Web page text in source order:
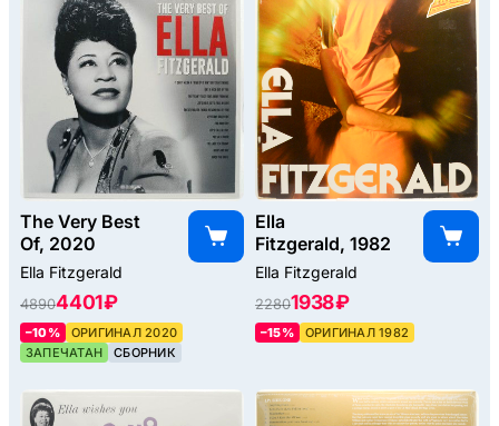
The Very Best
Of, 2020
Ella Fitzgerald
48904401 ₽
–10%
ОРИГИНАЛ 2020
ЗАПЕЧАТАН
СБОРНИК
Ella
Fitzgerald, 1982
Ella Fitzgerald
22801938 ₽
–15% ОРИГИНАЛ 1982